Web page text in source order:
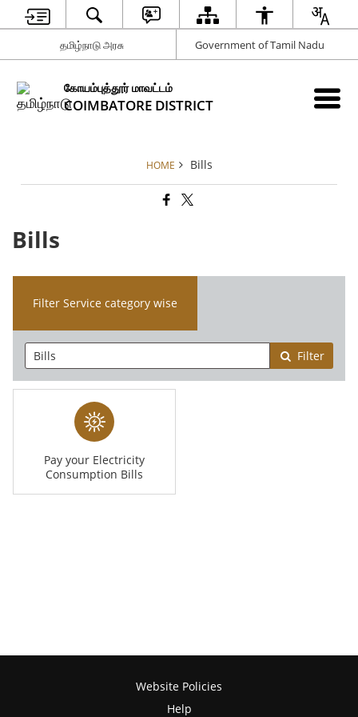
தமிழ்நாடு அரசு Government of Tamil Nadu
கோயம்புத்தூர் மாவட்டம்
COIMBATORE DISTRICT
HOME Bills
Bills
Filter Service category wise
Filter
Pay your Electricity
Consumption Bills
Website Policies
Help